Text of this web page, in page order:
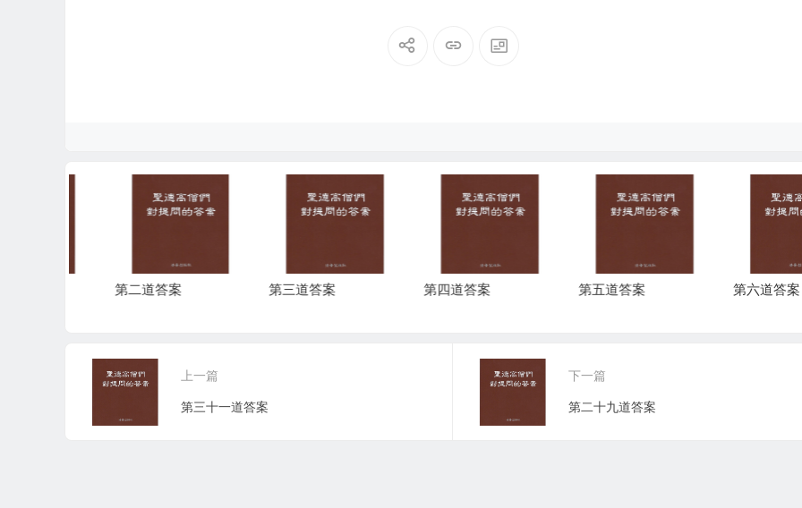
第二道答案 第三道答案 第四道答案 第五道答案 第六道答案
上一篇
第三十一道答案
下一篇
第二十九道答案